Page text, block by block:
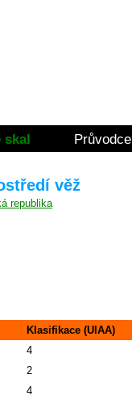
skal Průvodce
věž
Klasifikace (UIAA)
4
2
4